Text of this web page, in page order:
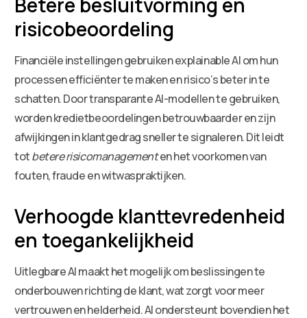
risicobeoordeling
Financiële instellingen gebruiken explainable AI om hun
processen efficiënter te maken en risico’s beter in te
schatten. Door transparante AI-modellen te gebruiken,
worden kredietbeoordelingen betrouwbaarder en zijn
afwijkingen in klantgedrag sneller te signaleren. Dit leidt
totbetere risicomanagementen het voorkomen van
fouten, fraude en witwaspraktijken.
Verhoogde klanttevredenheid
en toegankelijkheid
Uitlegbare AI maakt het mogelijk om beslissingen te
onderbouwen richting de klant, wat zorgt voor meer
vertrouwen en helderheid. AI ondersteunt bovendien het